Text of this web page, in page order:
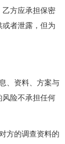
乙方应承担保密
者泄露，但为
、资料、方案与
风险不承担任何
方的调查资料的